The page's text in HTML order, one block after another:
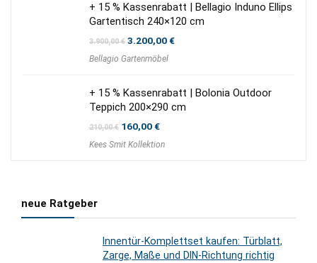
+ 15 % Kassenrabatt | Bellagio Induno Ellips
Gartentisch 240×120 cm
3.900,00€ Ursprünglicher
war:
3.200,00€Aktueller
Bellagio Gartenmöbel
+ 15 % Kassenrabatt | Bolonia Outdoor
Teppich 200×290 cm
210,00€ Ursprünglicher
war:
160,00€Aktueller
ist:
Kees Smit Kollektion
neue Ratgeber
Innentür-Komplettset kaufen: Türblatt,
Zarge, Maße und DIN-Richtung richtig